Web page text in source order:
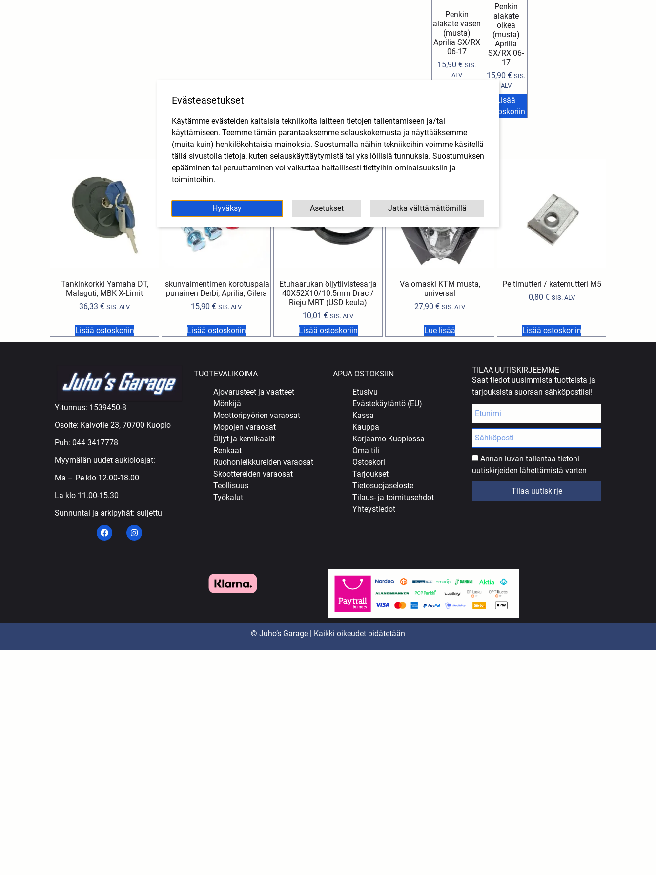
Penkin
alakate vasen
(musta)
Aprilia SX/RX
06-17
15,90€ SIS.
ALV
Penkin
alakate
oikea
(musta)
Aprilia
SX/RX 06-
17
15,90€ SIS.
ALV
Lisää
ostoskoriin
Tutustu myös
Tankinkorkki Yamaha DT,
Malaguti, MBK X-Limit
36,33 € SIS. ALV
Lisää ostoskoriin
Iskunvaimentimen korotuspala
punainen Derbi, Aprilia, Gilera
15,90 € SIS. ALV
Lisää ostoskoriin
Etuhaarukan öljytiivistesarja
40X52X10/10.5mm Drac /
Rieju MRT (USD keula)
10,01 € SIS. ALV
Lisää ostoskoriin
Valomaski KTM musta,
universal
27,90 € SIS. ALV
Lue lisää
Peltimutteri / katemutteri M5
0,80 € SIS. ALV
Lisää ostoskoriin
Y-tunnus: 1539450-8
Osoite: Kaivotie 23, 70700 Kuopio
Puh: 044 3417778
Myymälän uudet aukioloajat:
Ma – Pe klo 12.00-18.00
La klo 11.00-15.30
Sunnuntai ja arkipyhät: suljettu
TUOTEVALIKOIMA
Ajovarusteet ja vaatteet
Mönkijä
Moottoripyörien varaosat
Mopojen varaosat
Öljyt ja kemikaalit
Renkaat
Ruohonleikkureiden varaosat
Skoottereiden varaosat
Teollisuus
Työkalut
APUA OSTOKSIIN
Etusivu
Evästekäytäntö (EU)
Kassa
Kauppa
Korjaamo Kuopiossa
Oma tili
Ostoskori
Tarjoukset
Tietosuojaseloste
Tilaus- ja toimitusehdot
Yhteystiedot
TILAA UUTISKIRJEEMME
Saat tiedot uusimmista tuotteista ja
tarjouksista suoraan sähköpostiisi!
Annan luvan tallentaa tietoni
uutiskirjeiden lähettämistä varten
Tilaa uutiskirje
© Juho’s Garage | Kaikki oikeudet pidätetään
Evästeasetukset
Käytämme evästeiden kaltaisia tekniikoita laitteen tietojen tallentamiseen ja/tai
käyttämiseen. Teemme tämän parantaaksemme selauskokemusta ja näyttääksemme
(muita kuin) henkilökohtaisia mainoksia. Suostumalla näihin tekniikoihin voimme käsitellä
tällä sivustolla tietoja, kuten selauskäyttäytymistä tai yksilöllisiä tunnuksia. Suostumuksen
epääminen tai peruuttaminen voi vaikuttaa haitallisesti tiettyihin ominaisuuksiin ja
toimintoihin.
Hyväksy Asetukset Jatka välttämättömillä